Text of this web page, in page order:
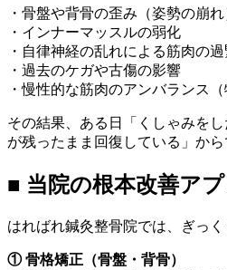
・骨盤や背骨の歪み（姿勢の崩れ
・インナーマッスルの弱化
・自律神経の乱れによる筋肉の
・過去のケガや古傷の影響
・慢性的な筋肉のアンバランス
その結果、ある日「くしゃみを
が残ったまま回復している」から
■ 当院の根本改善ア
はればれ鍼灸整骨院では、ぎっ
① 骨格矯正（骨盤・背骨）